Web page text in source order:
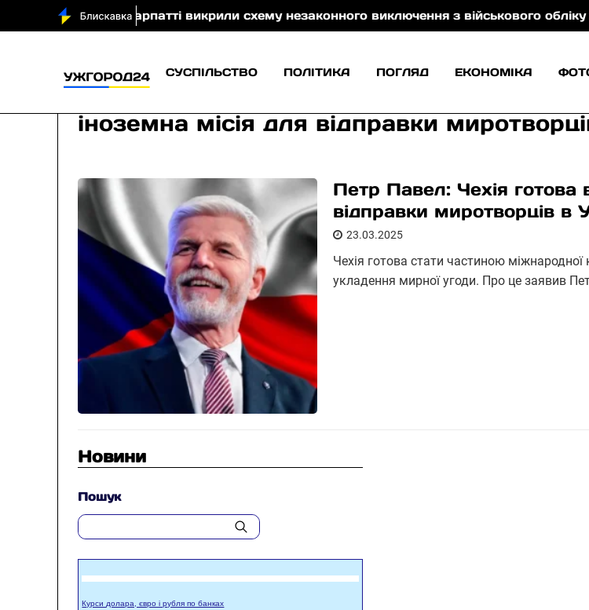
На Закарпатті викрили схему незаконного виключення з військового обліку (фото)
СУСПІЛЬСТВО ПОЛІТИКА ПОГЛЯД ЕКОНОМІКА
іноземна місія для відправки
Петр Павел: Чехія готова
відправки миротворців в
23.03.2025
Чехія готова стати частиною міжнародної
укладення мирної угоди. Про це заявив
Новини
Пошук
Курси долара, євро і рубля по банках